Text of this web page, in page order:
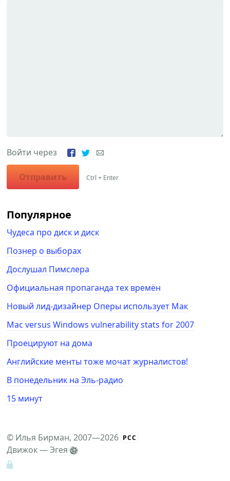
Войти через
Отправить Ctrl + Enter
Популярное
Чудеса про диск и диск
Познер о выборах
Дослушал Пимслера
Официальная пропаганда тех времён
Новый лид-дизайнер Оперы использует Мак
Mac versus Windows vulnerability stats for 2007
Проецируют на дома
Английские менты тоже мочат журналистов!
В понедельник на Эль-радио
15 минут
© Илья Бирман, 2007—2026 РСС
Движок —Эгея